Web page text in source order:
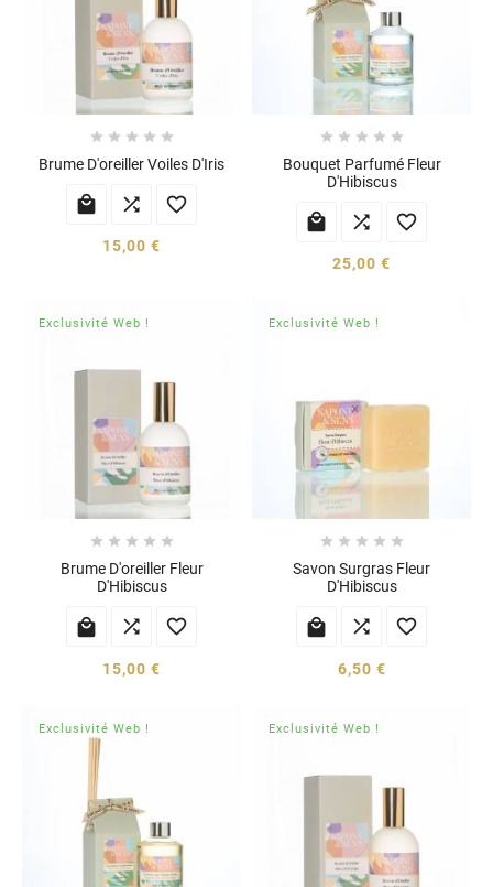
    
Brume D'oreiller Voiles D'Iris
  
15,00 €
    
Bouquet Parfumé Fleur
D'Hibiscus
  
25,00 €
Exclusivité Web !
    
Brume D'oreiller Fleur
D'Hibiscus
  
15,00 €
Exclusivité Web !
    
Savon Surgras Fleur
D'Hibiscus
  
6,50 €
Exclusivité Web ! Exclusivité Web !